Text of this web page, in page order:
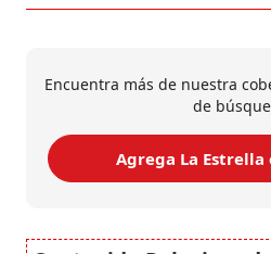
Encuentra más de nuestra
de
Agrega La Estrella